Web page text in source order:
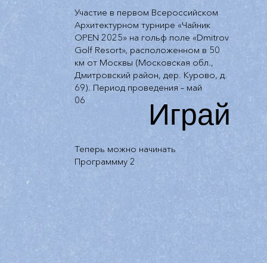
Участие в первом Всероссийском
Архитектурном турнире «Чайник
OPEN 2025» на гольф поле «Dmitrov
Golf Resort», расположенном в 50
км от Москвы (Московская обл.,
Дмитровский район, дер. Курово, д.
69). Период проведения – май
06
Играй
Теперь можно начинать
Программму 2